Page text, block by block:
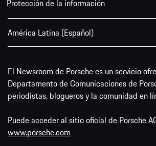
Protección de la información
América Latina (Español)
El Newsroom de Porsche es un servicio
Departamento de Comunicaciones de
periodistas, blogueros y la comunidad en
Puede acceder al sitio oficial de Porsche
www.porsche.com